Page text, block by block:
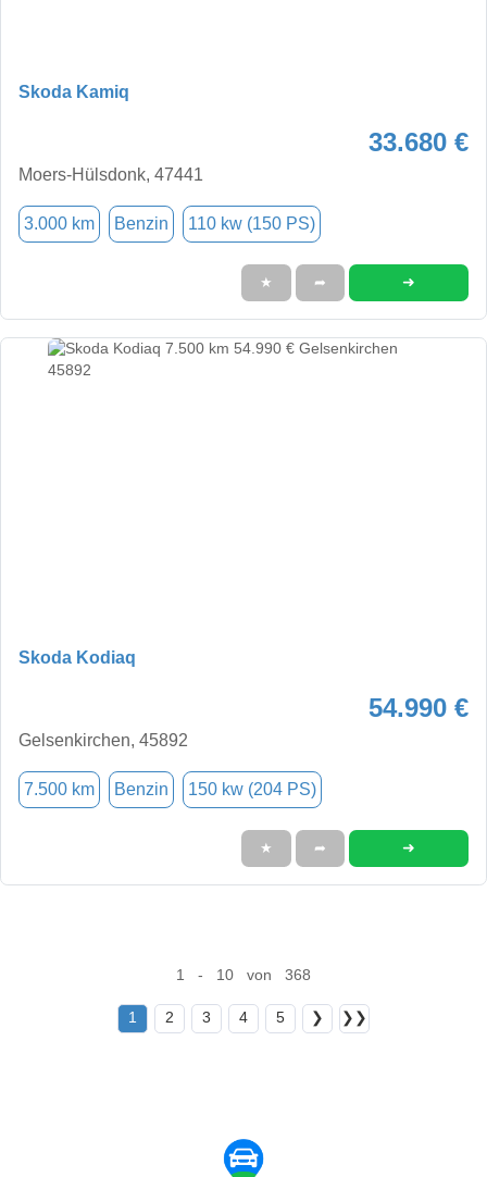
Skoda Kamiq
33.680 €
Moers-Hülsdonk, 47441
3.000 km Benzin 110 kw (150 PS)
★ ➦ ➜
Skoda Kodiaq
54.990 €
Gelsenkirchen, 45892
7.500 km Benzin 150 kw (204 PS)
★ ➦ ➜
1 - 10 von 368
1 2 3 4 5 ❯ ❯❯